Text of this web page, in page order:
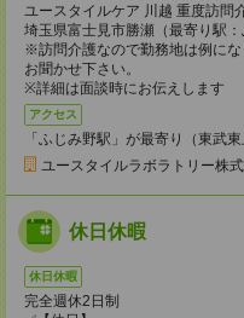
ユースタイルケア 川越 重度訪問
埼玉県富士見市勝瀬（最寄り駅：
※訪問介護なので勤務地は例に
お聞かせ下さい。
※詳細は面談時にお伝えします
アクセス
「ふじみ野駅」が最寄り（東武東
ユースタイルラボラトリー株
休日休暇
休日休暇
完全週休2日制